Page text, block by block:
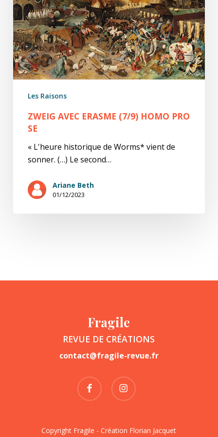
pro
se
Les Raisons
ZWEIG AVEC ERASME (7/9) HOMO PRO
SE
« L'heure historique de Worms* vient de
sonner. (…) Le second…
Ariane Beth
01/12/2023
Fragile
REVUE DE CRÉATIONS
contact@fragile-revue.fr
facebook instagram
Copyright Fragile - Création Florian Jacquet